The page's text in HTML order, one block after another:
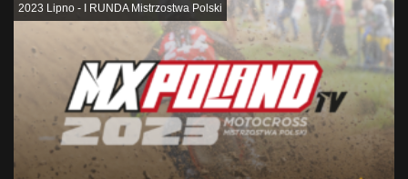
2023 Lipno - I RUNDA Mistrzostwa Polski